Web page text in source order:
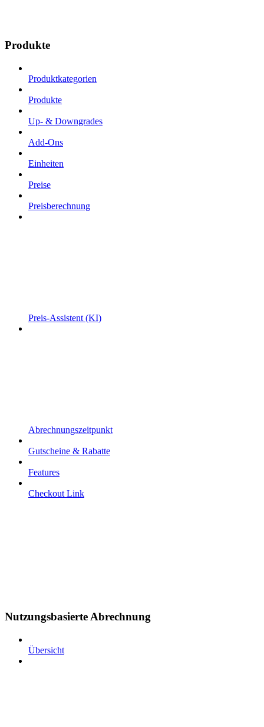
Produkte
Produktkategorien
Produkte
Up- & Downgrades
Add-Ons
Einheiten
Preise
Preisberechnung
Preis-Assistent (KI)
Abrechnungszeitpunkt
Gutscheine & Rabatte
Features
Checkout Link
Nutzungsbasierte Abrechnung
Übersicht